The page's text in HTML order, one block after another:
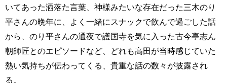
いてあった洒落た言葉、神様みたいな存在だった三木のり
平さんの晩年に、よく一緒にスナックで飲んで過ごした話
から、のり平さんの通夜で護国寺を気に入った古今亭志ん
朝師匠とのエピソードなど、どれも高田が当時感じていた
熱い気持ちが伝わってくる、貴重な話の数々が披露され
る。